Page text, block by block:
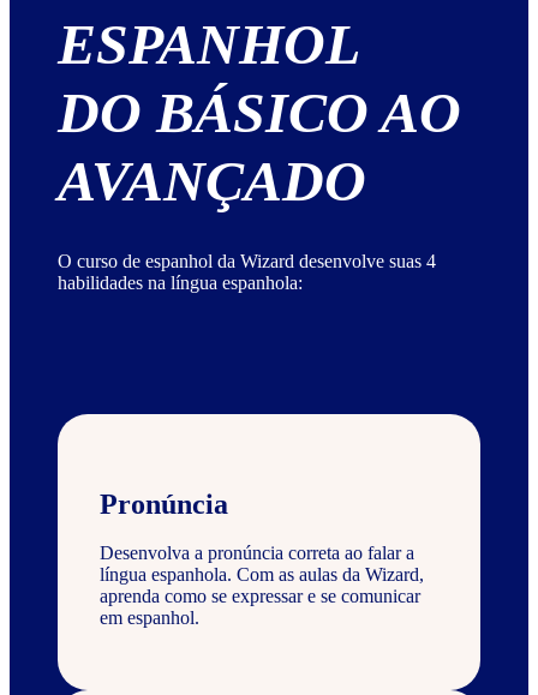
ESPANHOL
DO BÁSICO AO
AVANÇADO
O curso de espanhol da Wizard desenvolve suas 4
habilidades na língua espanhola:
Pronúncia
Desenvolva a pronúncia correta ao falar a
língua espanhola. Com as aulas da Wizard,
aprenda como se expressar e se comunicar
em espanhol.